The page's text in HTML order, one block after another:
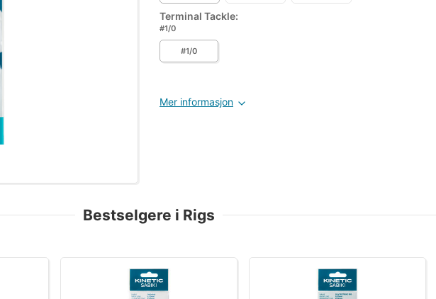
Terminal Tackle:
#1/0
#1/0
Mer informasjon
Bestselgere i Rigs